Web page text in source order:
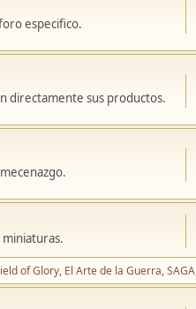
especifico.
directamente sus productos.
of Glory El Arte de la Guerra SAGA